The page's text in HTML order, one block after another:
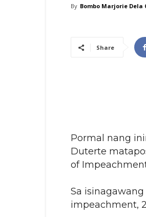
By Bombo Marjorie Dela
Share
Pormal nang
Duterte
of
Sa
impeachment,